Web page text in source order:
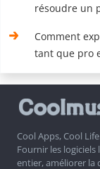
résoudre un
Comment
tant que pro
Cool Apps, Cool
Fournir les
entier, améliorer la